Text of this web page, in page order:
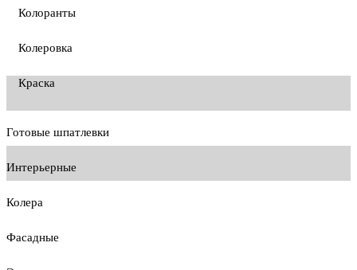
Колоранты
Колеровка
Краска
Готовые шпатлевки
Интерьерные
Колера
Фасадные